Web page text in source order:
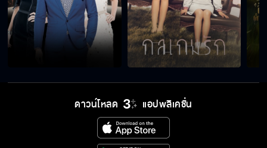
ดาวน์โหลด แอปพลิเคชั่น